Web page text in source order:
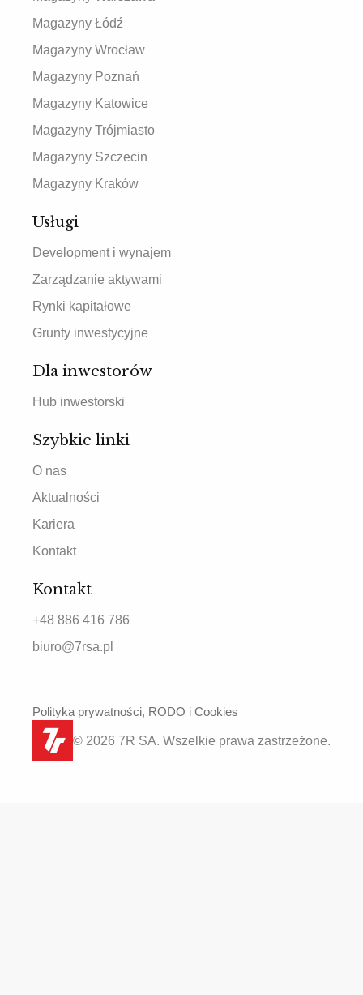
Magazyny Łódź
Magazyny Wrocław
Magazyny Poznań
Magazyny Katowice
Magazyny Trójmiasto
Magazyny Szczecin
Magazyny Kraków
Usługi
Development i wynajem
Zarządzanie aktywami
Rynki kapitałowe
Grunty inwestycyjne
Dla inwestorów
Hub inwestorski
Szybkie linki
O nas
Aktualności
Kariera
Kontakt
Kontakt
+48 886 416 786
biuro@7rsa.pl
© 2026 7R SA. Wszelkie prawa zastrzeżone.
Polityka prywatności, RODO i Cookies